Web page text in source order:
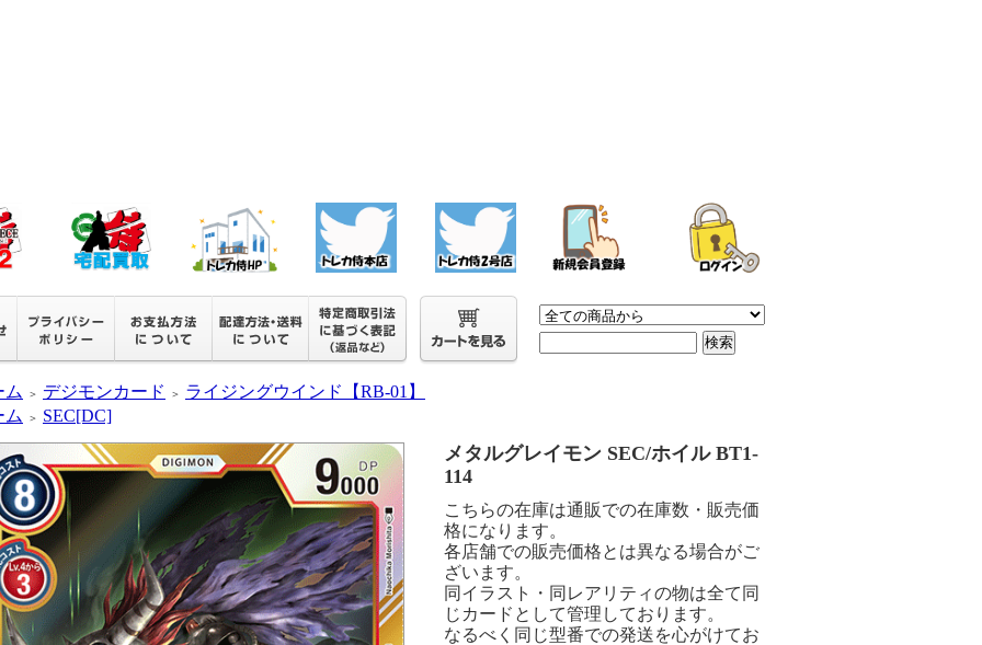
ム ＞ デジモンカード ＞
ライジングウインド【RB-01】
ム
＞ SEC[DC]
メタルグレイモン SEC/ホイル BT1-
114
こちらの在庫は通販での在庫数・販売価
格になります。
各店舗での販売価格とは異なる場合がご
ざいます。
同イラスト・同レアリティの物は全て同
じカードとして管理しております。
なるべく同じ型番での発送を心がけてお